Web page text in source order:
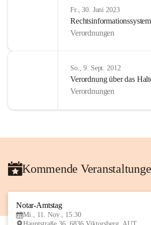
Fr., 30. Juni 2023
Verordnungen
So., 9. Sept. 2012
Verordnung über das
Verordnungen
Kommende
Notar-Amtstag
Mi., 11. Nov., 15:30